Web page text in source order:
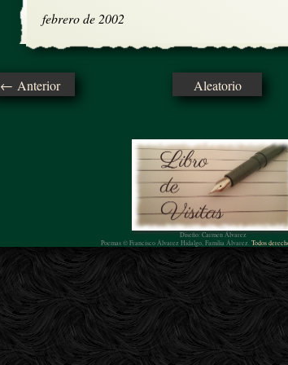
febrero de 2002
← Anterior Aleatorio
Diseño: Carmen Álvarez
Poemas © Francisco Álvarez Hidalgo, Familia Álvarez. Todos